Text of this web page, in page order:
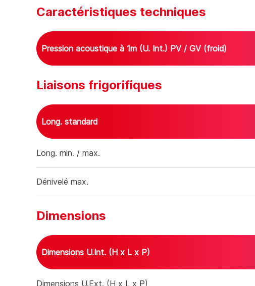
Classe énergétique (chaud) A+
Caractéristiques techniques
Pression acoustique à 1m (U. Int.) PV / GV (froid)
Pression acoustique à 1m (U. Int.) PV / GV (froid)
Liaisons frigorifiques
Long. standard
Long. min. / max.
Dénivelé max.
Long. standard
Dimensions
Dimensions U.Int. (H x L x P)
Dimensions U.Ext. (H x L x P)